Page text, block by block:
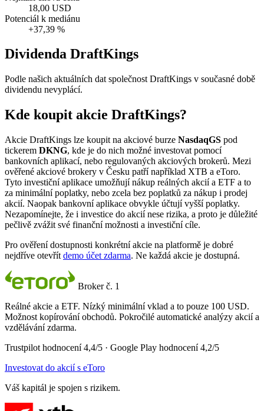
18,00 USD
Potenciál k mediánu
+37,39 %
Dividenda DraftKings
Podle našich aktuálních dat společnost DraftKings v současné době
dividendu nevyplácí.
Kde koupit akcie DraftKings?
Akcie DraftKings lze koupit na akciové burze NasdaqGS pod
tickerem DKNG, kde je do nich možné investovat pomocí
bankovních aplikací, nebo regulovaných akciových brokerů. Mezi
ověřené akciové brokery v Česku patří například XTB a eToro.
Tyto investiční aplikace umožňují nákup reálných akcií a ETF a to
za minimální poplatky, nebo zcela bez poplatků za nákup i prodej
akcií. Naopak bankovní aplikace obvykle účtují vyšší poplatky.
Nezapomínejte, že i investice do akcií nese rizika, a proto je důležité
pečlivě zvážit své finanční možnosti a investiční cíle.
Pro ověření dostupnosti konkrétní akcie na platformě je dobré
nejdříve otevřít demo účet zdarma. Ne každá akcie je dostupná.
Broker č. 1
Reálné akcie a ETF. Nízký minimální vklad a to pouze 100 USD.
Možnost kopírování obchodů. Pokročilé automatické analýzy akcií a
vzdělávání zdarma.
Trustpilot hodnocení 4,4/5 · Google Play hodnocení 4,2/5
Investovat do akcií s eToro
Váš kapitál je spojen s rizikem.